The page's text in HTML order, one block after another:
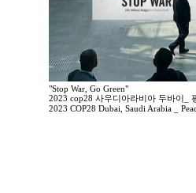
"Stop War, Go Green"
2023 cop28 사우디아라비아 두바이_
2023 COP28 Dubai, Saudi Arabia _